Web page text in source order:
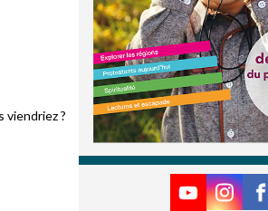
viendriez ?